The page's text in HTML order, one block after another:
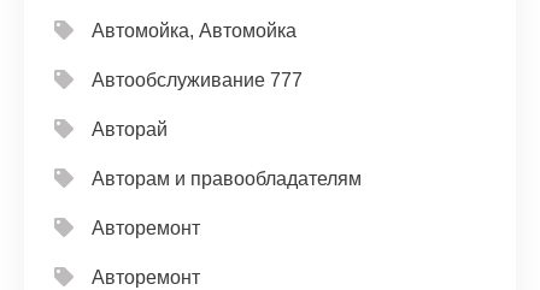
Автомойка, Автомойка
Автообслуживание 777
Авторай
Авторам и правообладателям
Авторемонт
Авторемонт